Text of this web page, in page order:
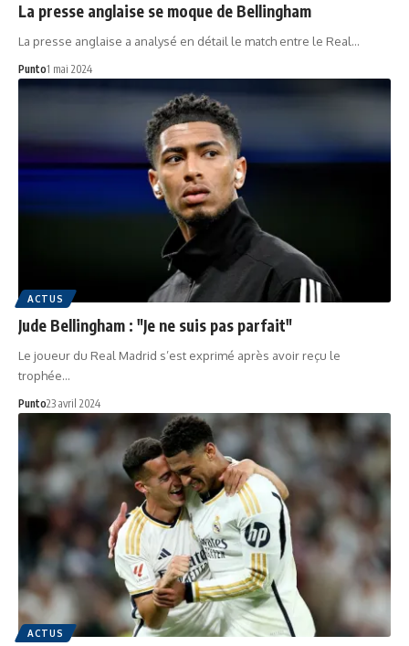
La presse anglaise se moque de Bellingham
La presse anglaise a analysé en détail le match entre le Real…
Punto1 mai 2024
ACTUS
Jude Bellingham : "Je ne suis pas parfait"
Le joueur du Real Madrid s’est exprimé après avoir reçu le
trophée…
Punto23 avril 2024
ACTUS